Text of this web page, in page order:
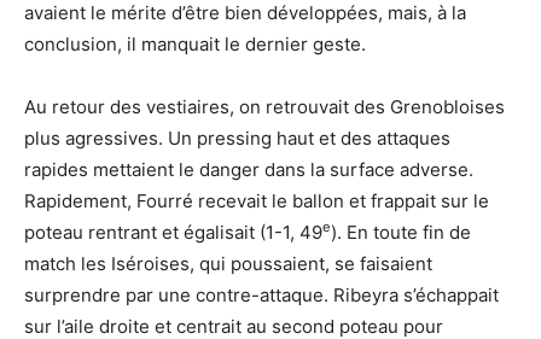
avaient le mérite d’être bien développées, mais, à la
conclusion, il manquait le dernier geste.
Au retour des vestiaires, on retrouvait des Grenobloises
plus agressives. Un pressing haut et des attaques
rapides mettaient le danger dans la surface adverse.
Rapidement, Fourré recevait le ballon et frappait sur le
poteau rentrant et égalisait (1-1, 49e). En toute fin de
match les Iséroises, qui poussaient, se faisaient
surprendre par une contre-attaque. Ribeyra s’échappait
sur l’aile droite et centrait au second poteau pour